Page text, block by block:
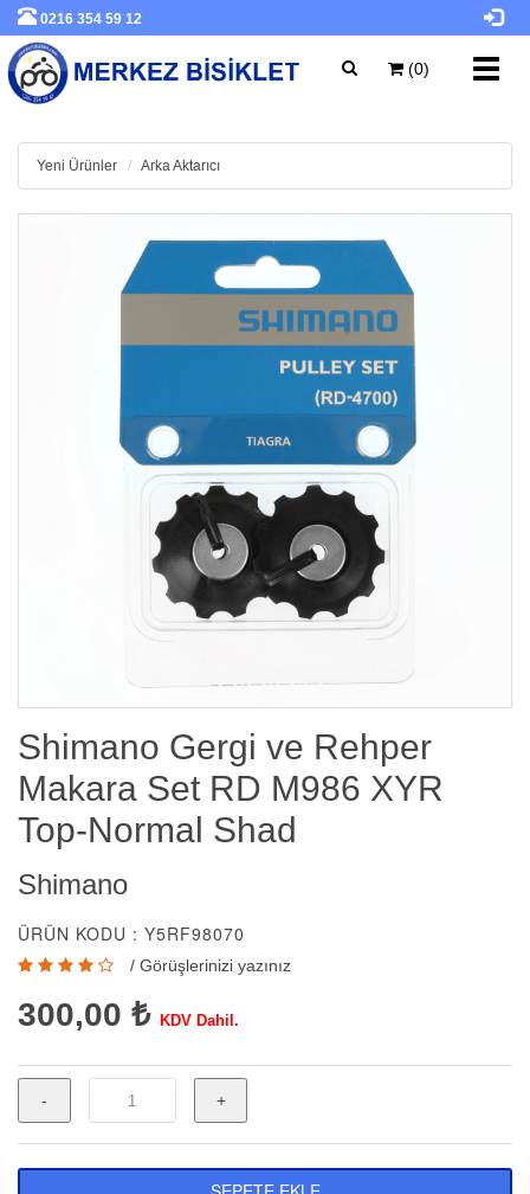
0216 354 59 12
(0)
Yeni Ürünler Arka Aktarıcı
Shimano Gergi ve Rehper
Makara Set RD M986 XYR
Top-Normal Shad
Shimano
ÜRÜN KODU : Y5RF98070
/ Görüşlerinizi yazınız
300,00 ₺ KDV Dahil.
- +